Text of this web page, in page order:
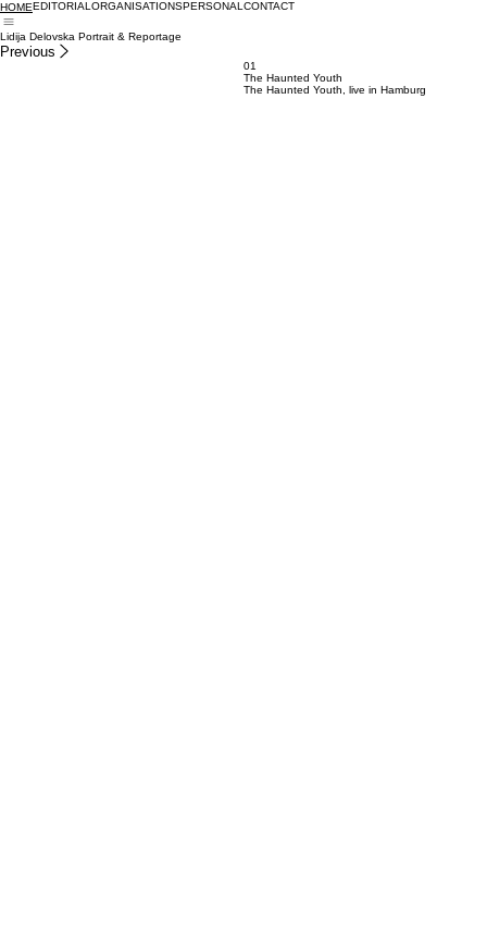
HOMEEDITORIAL ORGANISATIONSPERSONAL CONTACT
Lidija Delovska Portrait & Reportage
Previous
01
The Haunted Youth
The Haunted Youth, live in Hamburg